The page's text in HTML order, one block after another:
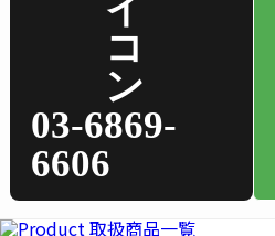
03-6869-
6606